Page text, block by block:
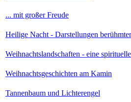
... mit großer Freude
Heilige Nacht - Darstellungen
Weihnachtslandschaften - eine
Weihnachtsgeschichten am Kamin
Tannenbaum und Lichterengel